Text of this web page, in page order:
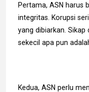
Pertama, ASN harus
integritas. Korupsi
yang dibiarkan. Sikap
sekecil apa pun
Kedua, ASN perlu